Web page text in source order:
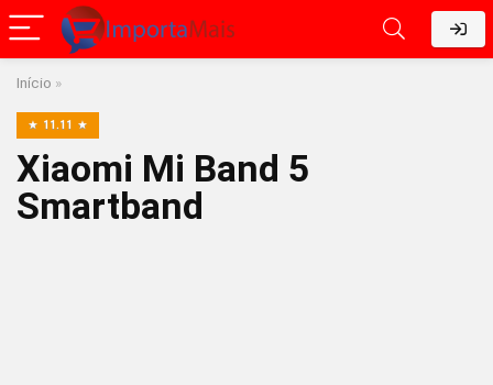
Início »
11.11
Xiaomi Mi Band 5
Smartband